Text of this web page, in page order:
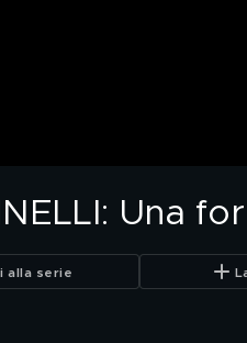
Una
alla serie